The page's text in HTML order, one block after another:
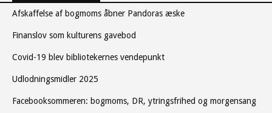
Afskaffelse af bogmoms åbner Pandoras æske
Finanslov som kulturens gavebod
Covid-19 blev bibliotekernes vendepunkt
Udlodningsmidler 2025
Facebooksommeren: bogmoms, DR, ytringsfrihed og morgensang